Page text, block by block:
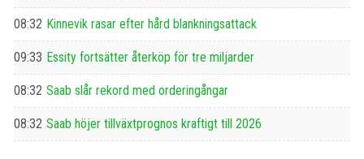
08:32 Kinnevik rasar efter hård blankningsattack
09:33 Essity fortsätter återköp för tre miljarder
08:32 Saab slår rekord med orderingångar
08:32 Saab höjer tillväxtprognos kraftigt till 2026